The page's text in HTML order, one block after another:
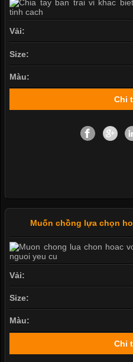
Vải:
Size:
Màu:
Chi
Muốn chồng lựa chọn
Vải:
Size:
Màu:
Chi